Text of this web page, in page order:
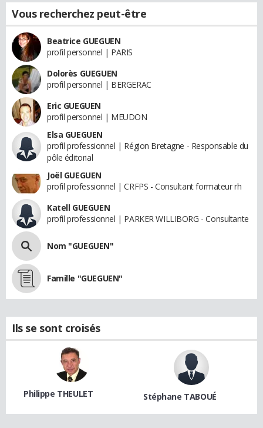
Vous recherchez peut-être
Beatrice GUEGUEN
profil personnel | PARIS
Dolorès GUEGUEN
profil personnel | BERGERAC
Eric GUEGUEN
profil personnel | MEUDON
Elsa GUEGUEN
profil professionnel | Région Bretagne - Responsable du
pôle éditorial
Joël GUEGUEN
profil professionnel | CRFPS - Consultant formateur rh
Katell GUEGUEN
profil professionnel | PARKER WILLIBORG - Consultante
Nom "GUEGUEN"
Famille "GUEGUEN"
Ils se sont croisés
Philippe THEULET Stéphane TABOUÉ